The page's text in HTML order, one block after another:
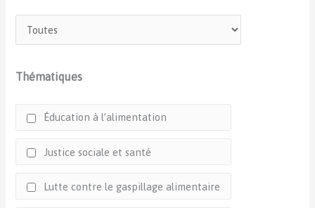
Thématiques
Éducation à l’alimentation
Justice sociale et santé
Lutte contre le gaspillage alimentaire